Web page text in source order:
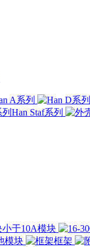
A系列
Han Staf系列
小于10A模块
模块
框架